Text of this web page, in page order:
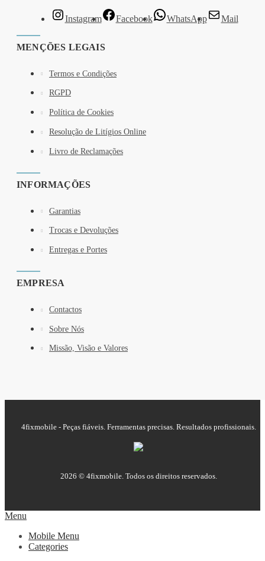
Instagram Facebook WhatsApp Mail
MENÇÕES LEGAIS
Termos e Condições
RGPD
Política de Cookies
Resolução de Litígios Online
Livro de Reclamações
INFORMAÇÕES
Garantias
Trocas e Devoluções
Entregas e Portes
EMPRESA
Contactos
Sobre Nós
Missão, Visão e Valores
4fixmobile - Peças fiáveis. Ferramentas precisas. Resultados profissionais.
2026 © 4fixmobile. Todos os direitos reservados.
Menu
Mobile Menu
Categories